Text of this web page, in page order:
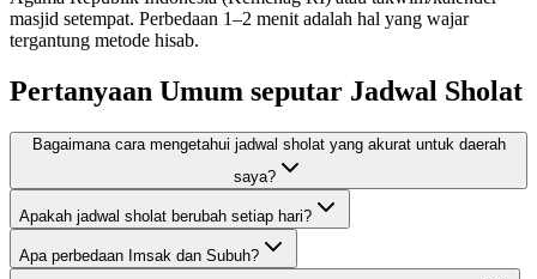
masjid setempat. Perbedaan 1–2 menit adalah hal yang wajar
tergantung metode hisab.
Pertanyaan Umum seputar Jadwal Sholat
Bagaimana cara mengetahui jadwal sholat yang akurat untuk daerah
saya?
Apakah jadwal sholat berubah setiap hari?
Apa perbedaan Imsak dan Subuh?